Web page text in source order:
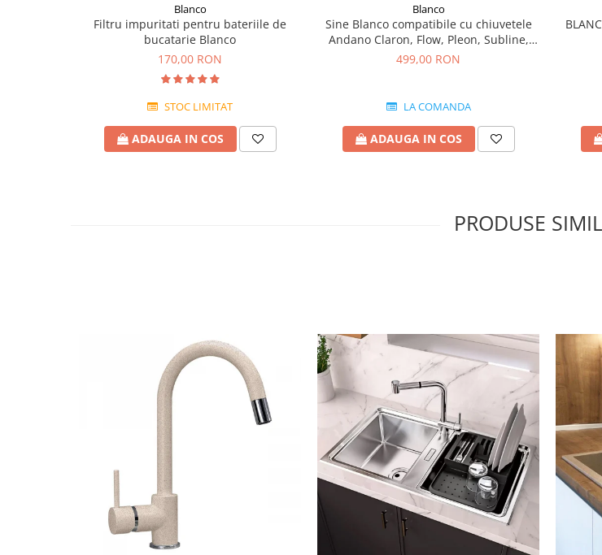
Blanco
Filtru impuritati pentru bateriile de
bucatarie Blanco
170,00 RON
STOC LIMITAT
ADAUGA IN COS
Blanco
Sine Blanco compatibile cu chiuvetele
Andano Claron, Flow, Pleon, Subline,
Supra, Zerox
499,00 RON
LA COMANDA
ADAUGA IN COS
PRODUSE